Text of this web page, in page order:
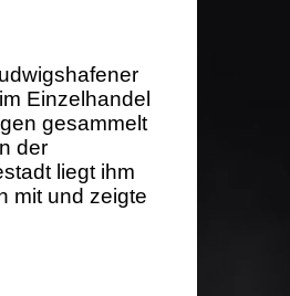
Einzelhandel
gesammelt
der
liegt ihm
mit und zeigte